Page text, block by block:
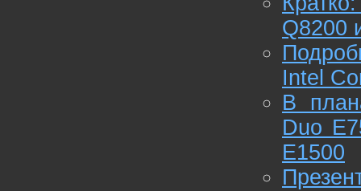
Q8200
Intel
В
Duo
E1500